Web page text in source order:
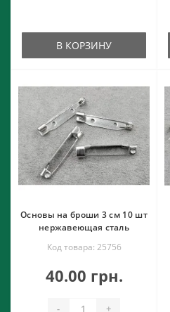
В КОРЗИНУ
Основы на броши 3 см 10 шт
нержавеющая сталь
Код товара: 25756
40.00 грн.
- +